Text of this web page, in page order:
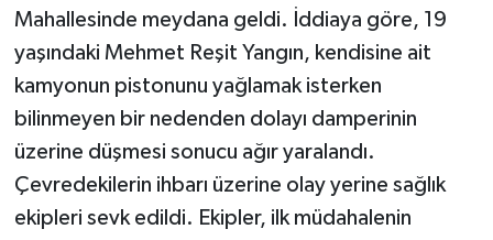
Mahallesinde meydana geldi. İddiaya göre, 19
yaşındaki Mehmet Reşit Yangın, kendisine ait
kamyonun pistonunu yağlamak isterken
bilinmeyen bir nedenden dolayı damperinin
üzerine düşmesi sonucu ağır yaralandı.
Çevredekilerin ihbarı üzerine olay yerine sağlık
ekipleri sevk edildi. Ekipler, ilk müdahalenin